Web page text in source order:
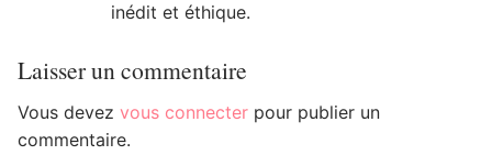
inédit et éthique.
Laisser un commentaire
Vous devez vous connecter pour publier un
commentaire.